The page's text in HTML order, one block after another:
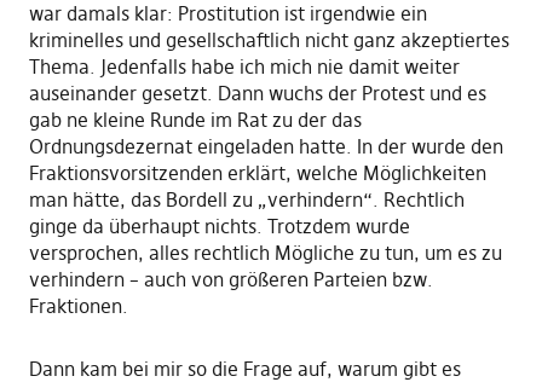
war damals klar: Prostitution ist irgendwie ein
kriminelles und gesellschaftlich nicht ganz akzeptiertes
Thema. Jedenfalls habe ich mich nie damit weiter
auseinander gesetzt. Dann wuchs der Protest und es
gab ne kleine Runde im Rat zu der das
Ordnungsdezernat eingeladen hatte. In der wurde den
Fraktionsvorsitzenden erklärt, welche Möglichkeiten
man hätte, das Bordell zu „verhindern“. Rechtlich
ginge da überhaupt nichts. Trotzdem wurde
versprochen, alles rechtlich Mögliche zu tun, um es zu
verhindern – auch von größeren Parteien bzw.
Fraktionen.
Dann kam bei mir so die Frage auf, warum gibt es